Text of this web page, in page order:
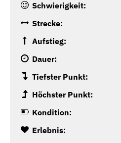
Schwierigkeit:
Strecke:
Aufstieg:
Dauer:
Tiefster Punkt:
Höchster Punkt:
Kondition:
Erlebnis: